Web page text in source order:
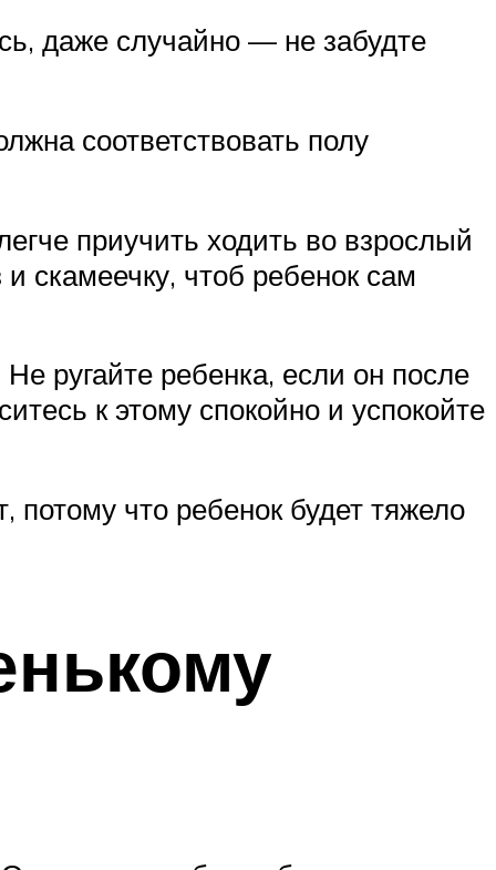
даже случайно — не забудте
соответствовать полу
приучить ходить во взрослый
скамеечку, чтоб ребенок сам
ругайте ребенка, если он после
к этому спокойно и успокойте
потому что ребенок будет тяжело